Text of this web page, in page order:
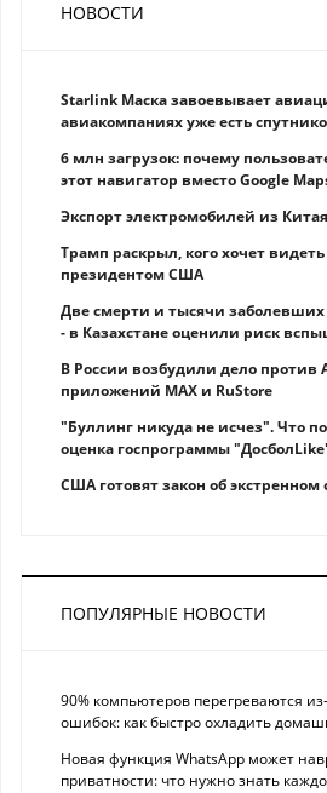
НОВОСТИ
Starlink Маска завоевывает
авиакомпаниях уже есть
6 млн загрузок: почему
этот навигатор вместо Google
Экспорт электромобилей из
Трамп раскрыл, кого хочет
президентом США
Две смерти и тысячи
- в Казахстане оценили риск
В России возбудили дело против
приложений MAX и RuStore
"Буллинг никуда не исчез". Что
оценка госпрограммы
США готовят закон об
ПОПУЛЯРНЫЕ НОВОСТИ
90% компьютеров перегреваются
ошибок: как быстро охладить
Новая функция WhatsApp может
приватности: что нужно знать